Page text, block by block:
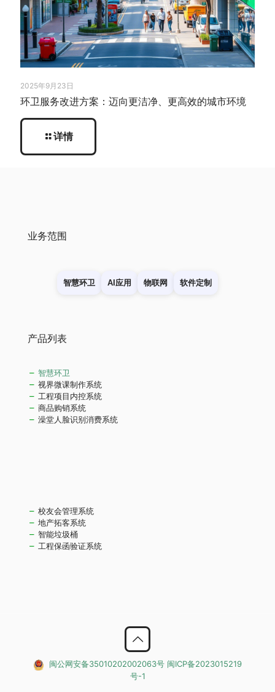
2025年9月23日
环卫服务改进方案：迈向更洁净、更高效的城市环境
详情
业务范围
智慧环卫 AI应用 物联网 软件定制
产品列表
智慧环卫
视界微课制作系统
工程项目内控系统
商品购销系统
澡堂人脸识别消费系统
校友会管理系统
地产拓客系统
智能垃圾桶
工程保函验证系统
闽公网安备35010202002063号 闽ICP备2023015219
号-1